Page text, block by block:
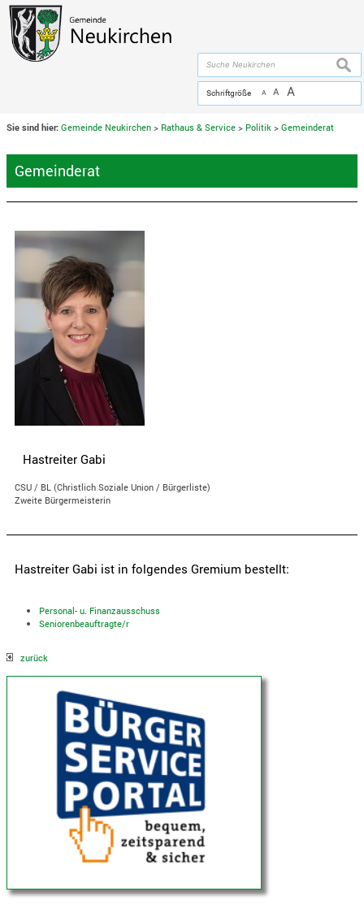
Zum Inhalt,zur Navigation
Schriftgröße A A A
Sie sind hier: Gemeinde Neukirchen > Rathaus & Service > Politik >Gemeinderat
Gemeinderat
Hastreiter Gabi
CSU / BL (Christlich Soziale Union / Bürgerliste)
Zweite Bürgermeisterin
Hastreiter Gabi ist in folgendes Gremium bestellt:
Personal- u. Finanzausschuss
Seniorenbeauftragte/r
zurück